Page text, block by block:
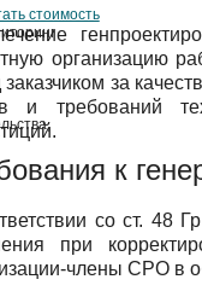
стоимость
организацию
заказчиком за
и требований
к
со ст. 48
при
члены СРО в